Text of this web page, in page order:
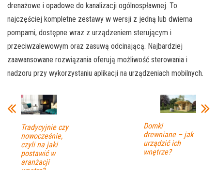
drenażowe i opadowe do kanalizacji ogólnospławnej. To
najczęściej kompletne zestawy w wersji z jedną lub dwiema
pompami, dostępne wraz z urządzeniem sterującym i
przeciwzalewowym oraz zasuwą odcinającą. Najbardziej
zaawansowane rozwiązania oferują możliwość sterowania i
nadzoru przy wykorzystaniu aplikacji na urządzeniach mobilnych.
Tradycyjnie czy
nowocześnie,
czyli na jaki
postawić w
aranżacji
Domki
drewniane – jak
urządzić ich
wnętrze?